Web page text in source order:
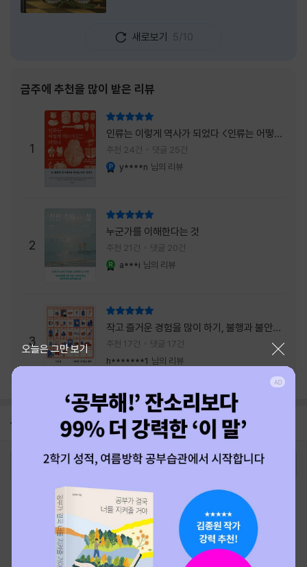
는 과정에서 나오미가 다치게 되자, 고스케는
모든 책임을 지고 형사직에서 물러난다. 하지만
을 받게 된다. 그렇게 끝난 4권 이후, 나는 5권
이 출간되기만을 기다렸다. 형사가 아닌 호텔리
어가 된 닛타 고스케의 모습이 무척 궁금했기
때문이다. 그동안 호텔에서 잠복 수사를 하며
어설픈 호텔리어의 가면을 쓰고 있었다면, 이제
는 가면
새로보기 5/10
금주에 추천을 많이 받은 리뷰
1
인류는 이렇게 역사가 되었다 <인류는 어떻게
역사가 되었나>
추천 24건 댓글 25건
y****n 님의 리뷰
2
누군가를 이해한다는 것
추천 21건 댓글 20건
a***i 님의 리뷰
3
작고 즐거운 경험을 많이 하기, 불행과 불안을
회피하지 말기, 그리고 좋은 사람을 많이 만나
기.
추천 17건
댓글 17건
h*******1 님의 리뷰
공지 26년 NBCI 수상 안내
2026-08-01
오늘은 그만 보기
로그인 최근 본 상품 주문/배송
고객센터 1544-3800 티켓 1544-6399
중고샵 1566-4295
eBook 1:1문의/채팅상담
예스이십사(주) 사업자 정보
이용약관
개인정보처리방침
청소년보호정책
PC버전
회사소개 거래처관계자께